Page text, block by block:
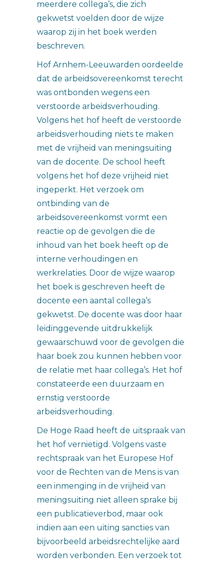
meerdere collega’s, die zich
gekwetst voelden door de wijze
waarop zij in het boek werden
beschreven.
Hof Arnhem-Leeuwarden oordeelde
dat de arbeidsovereenkomst terecht
was ontbonden wegens een
verstoorde arbeidsverhouding.
Volgens het hof heeft de verstoorde
arbeidsverhouding niets te maken
met de vrijheid van meningsuiting
van de docente. De school heeft
volgens het hof deze vrijheid niet
ingeperkt. Het verzoek om
ontbinding van de
arbeidsovereenkomst vormt een
reactie op de gevolgen die de
inhoud van het boek heeft op de
interne verhoudingen en
werkrelaties. Door de wijze waarop
het boek is geschreven heeft de
docente een aantal collega’s
gekwetst. De docente was door haar
leidinggevende uitdrukkelijk
gewaarschuwd voor de gevolgen die
haar boek zou kunnen hebben voor
de relatie met haar collega’s. Het hof
constateerde een duurzaam en
ernstig verstoorde
arbeidsverhouding.
De Hoge Raad heeft de uitspraak van
het hof vernietigd. Volgens vaste
rechtspraak van het Europese Hof
voor de Rechten van de Mens is van
een inmenging in de vrijheid van
meningsuiting niet alleen sprake bij
een publicatieverbod, maar ook
indien aan een uiting sancties van
bijvoorbeeld arbeidsrechtelijke aard
worden verbonden. Een verzoek tot